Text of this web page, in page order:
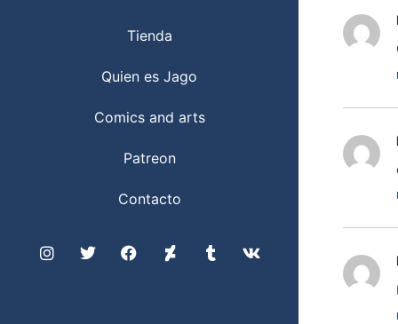
Tienda
Quien es Jago
Comics and arts
Patreon
Contacto